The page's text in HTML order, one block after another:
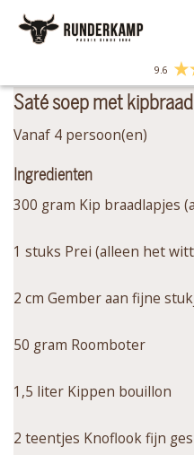
9.6
Saté soep met
Vanaf 4 persoon(en)
Ingredienten
300 gram Kip braadlapjes
1 stuks Prei (alleen het
2 cm Gember aan fijne
50 gram Roomboter
1,5 liter Kippen bouillon
2 teentjes Knoflook fijn